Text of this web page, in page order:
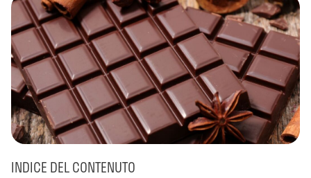
INDICE DEL CONTENUTO